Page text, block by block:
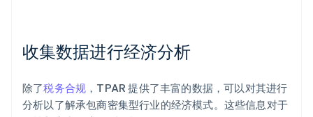
收集数据进行经济分析
除了税务合规 ，TPAR 提供了丰富的数据，可以对其进行
分析以了解承包商密集型行业的经济模式。这些信息对于